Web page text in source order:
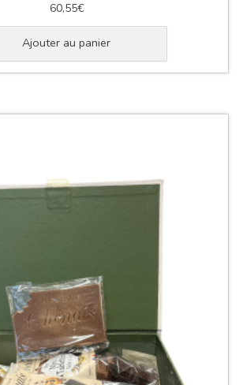
60,55€
Ajouter au panier